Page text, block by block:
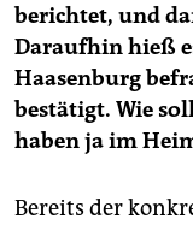
berichtet, und
Daraufhin hieß
Haasenburg
bestätigt. Wie
haben ja im
Bereits der